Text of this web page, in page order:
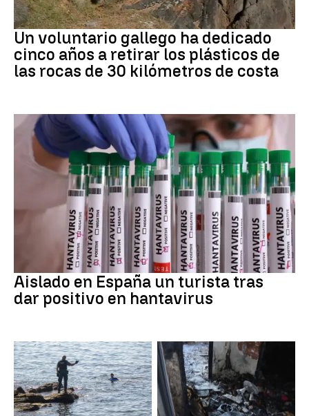
Medio ambiente
Un voluntario gallego ha dedicado
cinco años a retirar los plásticos de
las rocas de 30 kilómetros de costa
Aislado en España un turista tras
dar positivo en hantavirus
Ceuta Cataluña